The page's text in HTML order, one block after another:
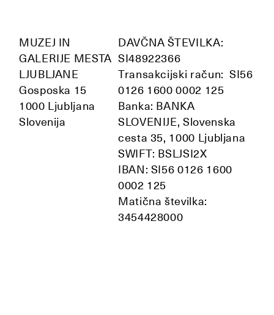
MUZEJ IN
GALERIJE MESTA
LJUBLJANE
Gosposka 15
1000 Ljubljana
Slovenija
DAVČNA ŠTEVILKA:
SI48922366
Transakcijski račun: SI56
0126 1600 0002 125
Banka: BANKA
SLOVENIJE, Slovenska
cesta 35, 1000 Ljubljana
SWIFT: BSLJSI2X
IBAN: SI56 0126 1600
0002 125
Matična številka:
3454428000